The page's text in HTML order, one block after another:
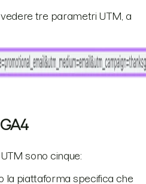
tre parametri UTM, a
sono cinque:
la piattaforma specifica che